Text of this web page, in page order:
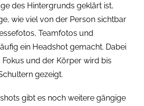
des Hintergrunds geklärt ist,
wie viel von der Person sichtbar
Teamfotos und
ein Headshot gemacht. Dabei
und der Körper wird bis
gezeigt.
gibt es noch weitere gängige